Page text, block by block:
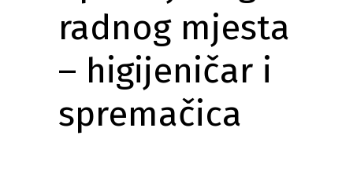
radnog mjesta
– higijeničar i
spremačica